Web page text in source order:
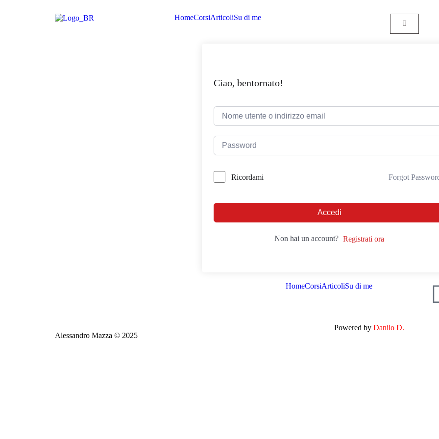
HomeCorsiArticoliSu di me
Ciao, bentornato!
Ricordami Forgot
Accedi
Non hai un account? Registrati ora
HomeCorsiArticoliSu di me
Alessandro Mazza © 2025
Powered by Danilo D.